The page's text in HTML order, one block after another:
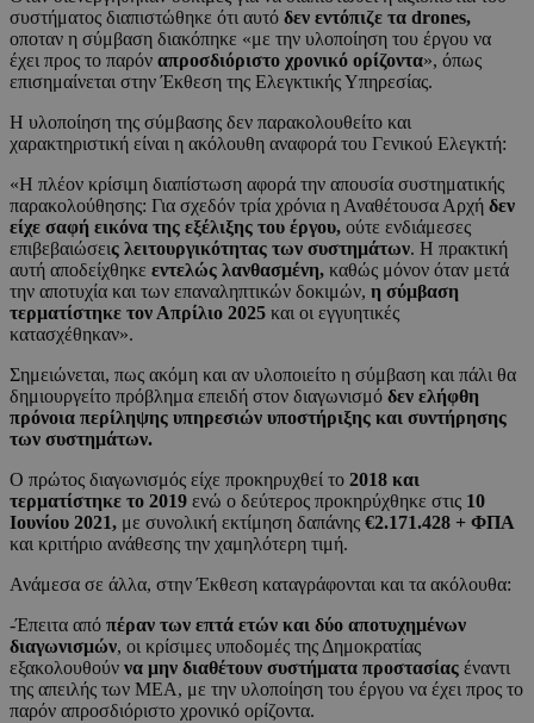
συστήματος διαπιστώθηκε ότι αυτό δεν εντόπιζε τα drones,
οποταν η σύμβαση διακόπηκε «με την υλοποίηση του έργου να
έχει προς το παρόν απροσδιόριστο χρονικό ορίζοντα», όπως
επισημαίνεται στην Έκθεση της Ελεγκτικής Υπηρεσίας.
Η υλοποίηση της σύμβασης δεν παρακολουθείτο και
χαρακτηριστική είναι η ακόλουθη αναφορά του Γενικού Ελεγκτή:
«Η πλέον κρίσιμη διαπίστωση αφορά την απουσία συστηματικής
παρακολούθησης: Για σχεδόν τρία χρόνια η Αναθέτουσα Αρχή δεν
είχε σαφή εικόνα της εξέλιξης του έργου, ούτε ενδιάμεσες
επιβεβαιώσεις λειτουργικότητας των συστημάτων. Η πρακτική
αυτή αποδείχθηκε εντελώς λανθασμένη, καθώς μόνον όταν μετά
την αποτυχία και των επαναληπτικών δοκιμών, η σύμβαση
τερματίστηκε τον Απρίλιο 2025 και οι εγγυητικές
κατασχέθηκαν».
Σημειώνεται, πως ακόμη και αν υλοποιείτο η σύμβαση και πάλι θα
δημιουργείτο πρόβλημα επειδή στον διαγωνισμό δεν ελήφθη
πρόνοια περίληψης υπηρεσιών υποστήριξης και συντήρησης
των συστημάτων.
Ο πρώτος διαγωνισμός είχε προκηρυχθεί το 2018 και
τερματίστηκε το 2019 ενώ ο δεύτερος προκηρύχθηκε στις 10
Ιουνίου 2021, με συνολική εκτίμηση δαπάνης €2.171.428 + ΦΠΑ
και κριτήριο ανάθεσης την χαμηλότερη τιμή.
Ανάμεσα σε άλλα, στην Έκθεση καταγράφονται και τα ακόλουθα:
-Έπειτα από πέραν των επτά ετών και δύο αποτυχημένων
διαγωνισμών, οι κρίσιμες υποδομές της Δημοκρατίας
εξακολουθούν να μην διαθέτουν συστήματα προστασίας έναντι
της απειλής των ΜΕΑ, με την υλοποίηση του έργου να έχει προς το
παρόν απροσδιόριστο χρονικό ορίζοντα.